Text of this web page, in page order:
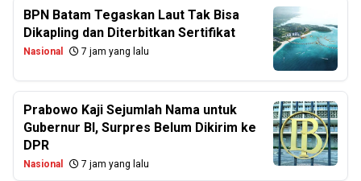
BPN Batam Tegaskan Laut Tak Bisa
Dikapling dan Diterbitkan Sertifikat
Nasional 7 jam yang lalu
Prabowo Kaji Sejumlah Nama untuk
Gubernur BI, Surpres Belum Dikirim ke
DPR
Nasional 7 jam yang lalu